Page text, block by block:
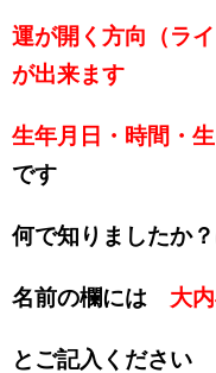
運が開く方向（ラ
が出来ます
生年月日・時間・
です
何で知りましたか
名前の欄には 大
とご記入ください